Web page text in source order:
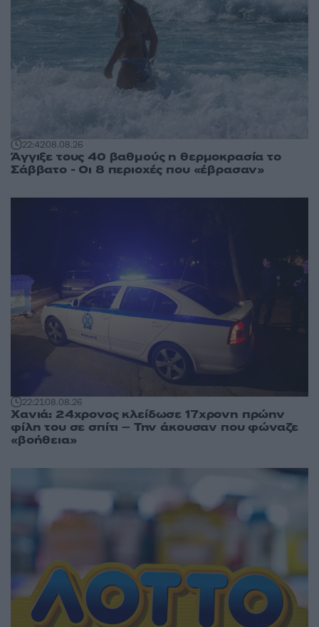
22:4208.08.26
Άγγιξε τους 40 βαθμούς η θερμοκρασία το
Σάββατο - Οι 8 περιοχές που «έβρασαν»
22:2108.08.26
Χανιά: 24χρονος κλείδωσε 17χρονη πρώην
φίλη του σε σπίτι – Την άκουσαν που φώναζε
«βοήθεια»